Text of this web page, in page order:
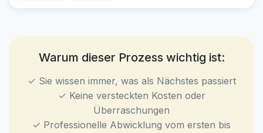
Warum dieser Prozess wichtig ist:
✓ Sie wissen immer, was als Nächstes passiert
✓ Keine versteckten Kosten oder
Überraschungen
✓ Professionelle Abwicklung vom ersten bis